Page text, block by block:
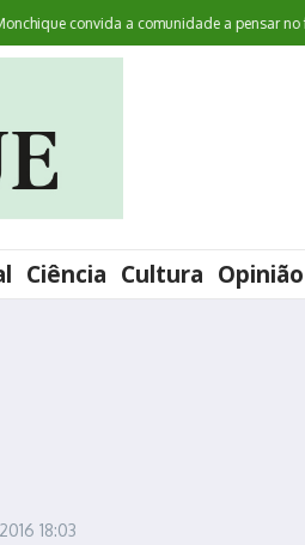
convida a comunidade a pensar no futuro
Ciência Cultura Opinião
18:03